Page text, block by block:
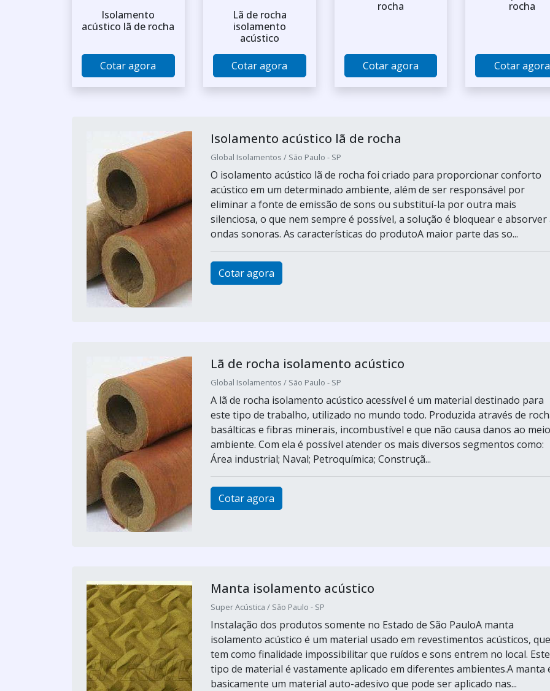
Isolamento
acústico lã de rocha
Cotar agora
Lã de rocha
isolamento
acústico
Cotar agora
rocha
Cotar agora
rocha
Cotar agora
Isolamento acústico lã de rocha
Global Isolamentos / São Paulo - SP
O isolamento acústico lã de rocha foi criado para proporcionar conforto
acústico em um determinado ambiente, além de ser responsável por
eliminar a fonte de emissão de sons ou substituí-la por outra mais
silenciosa, o que nem sempre é possível, a solução é bloquear e absorver
ondas sonoras. As características do produtoA maior parte das so...
Cotar agora
Lã de rocha isolamento acústico
Global Isolamentos / São Paulo - SP
A lã de rocha isolamento acústico acessível é um material destinado para
este tipo de trabalho, utilizado no mundo todo. Produzida através de
basálticas e fibras minerais, incombustível e que não causa danos ao meio
ambiente. Com ela é possível atender os mais diversos segmentos como:
Área industrial; Naval; Petroquímica; Construçã...
Cotar agora
Manta isolamento acústico
Super Acústica / São Paulo - SP
Instalação dos produtos somente no Estado de São PauloA manta
isolamento acústico é um material usado em revestimentos acústicos, que
tem como finalidade impossibilitar que ruídos e sons entrem no local. Este
tipo de material é vastamente aplicado em diferentes ambientes.A manta
basicamente um material auto-adesivo que pode ser aplicado nas...